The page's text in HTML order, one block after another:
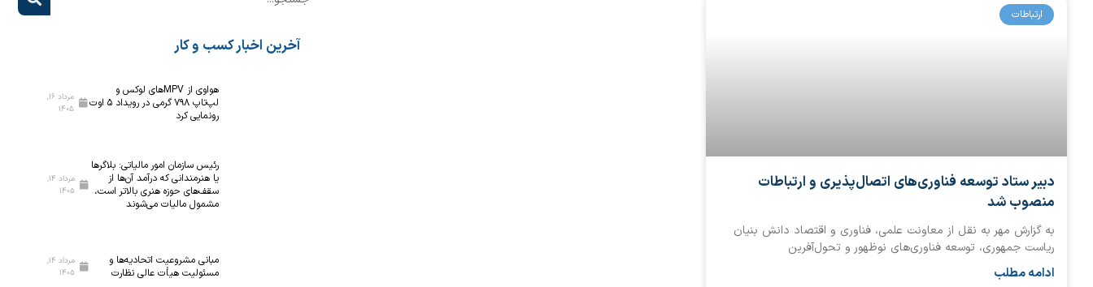
ارتباطات
دبیر ستاد توسعه فناوری‌های اتصال‌پذیری و ارتباطات
منصوب شد
به گزارش مهر به نقل از معاونت علمی، فناوری و اقتصاد دانش بنیان
ریاست جمهوری، توسعه فناوری‌های نوظهور و تحول‌آفرین
ادامه مطلب
آخرین اخبار کسب و کار
هواوی از MPVهای لوکس و
لپ‌تاپ ۷۹۸ گرمی در رویداد ۵ اوت
رونمایی کرد
مرداد ۱۶,
۱۴۰۵
رئیس سازمان امور مالیاتی: بلاگر‌ها
یا هنرمندانی که درآمد آن‌ها از
سقف‌های حوزه هنری بالاتر است،
مشمول مالیات می‌شوند
مرداد ۱۴,
۱۴۰۵
مبانی مشروعیت اتحادیه‌ها و
مسئولیت هیأت عالی نظارت
مرداد ۱۴,
۱۴۰۵